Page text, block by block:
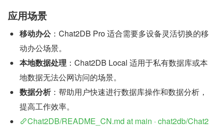
应用场景
移动办公：Chat2DB Pro 适合需要多设备灵活切换的移
动办公场景。
本地数据处理 ：Chat2DB Local 适用于私有数据库或本
地数据无法公网访问的场景。
数据分析：帮助用户快速进行数据库操作和数据分析，
提高工作效率。
Chat2DB/README_CN.md at main · chat2db/Chat2